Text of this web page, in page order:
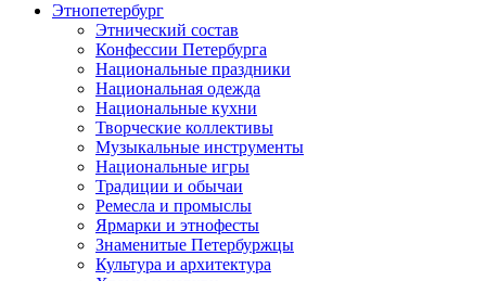
Этнопетербург
Этнический состав
Конфессии Петербурга
Национальные праздники
Национальная одежда
Национальные кухни
Творческие коллективы
Музыкальные инструменты
Национальные игры
Традиции и обычаи
Ремесла и промыслы
Ярмарки и этнофесты
Знаменитые Петербуржцы
Культура и архитектура